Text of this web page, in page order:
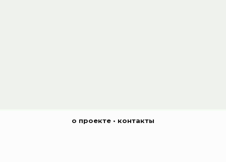
о проекте • контакты